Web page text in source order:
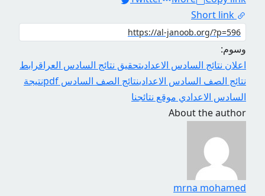
Short link
وسوم:
اعلان نتائج السادس الاعداديتحقيق نتائج السادس العراقرابط
نتائج الصف السادس الاعدادينتائج الصف السادس pdf
نتيجة
السادس الاعدادي موقع نتائجنا
About the author
mrna mohamed